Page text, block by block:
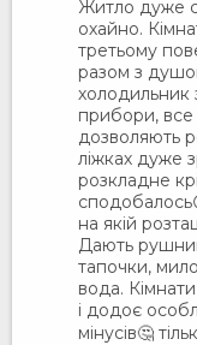
Житло дуже
охайно.
третьому
разом з
холодильник
прибори, все
дозволяють
ліжках дуже
розкладне
на якій
Дають
тапочки,
вода.
і додоє
мінусів🤔